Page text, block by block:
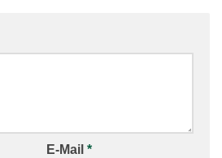
E-Mail *